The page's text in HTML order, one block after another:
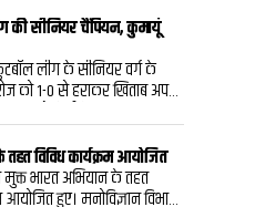
की सीनियर चैंपियन, कुमायूं
लीग के सीनियर वर्ग के
को 1-0 से हराकर खिताब अपने
बना।पूर्व अंतरराष्ट्रीय
में आयोजित प्रतियोगिता के
खेलकूद संघ के महासचिव एवं
तथा विशिष्ट अतिथि बरेका
विविध कार्यक्रम आयोजित
मुक्त भारत अभियान के तहत
आयोजित हुए। मनोविज्ञान विभाग